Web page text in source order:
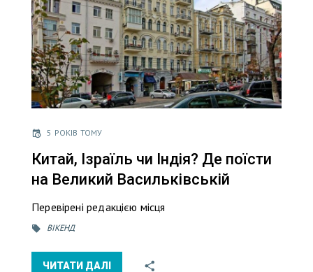
5 РОКІВ ТОМУ
Китай, Ізраїль чи Індія? Де поїсти
на Великий Васильківській
Перевірені редакцією місця
ВІКЕНД
ЧИТАТИ ДАЛІ